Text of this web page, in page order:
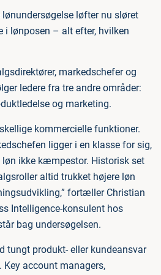
løfter nu sløret
i lønposen – alt efter, hvilken
markedschefer og
ledere fra tre andre områder:
og marketing.
kommercielle funktioner.
ligger i en klasse for sig,
løn ikke kæmpestor. Historisk set
altid trukket højere løn
fortæller Christian
Intelligence-konsulent hos
bag undersøgelsen.
tungt produkt- eller kundeansvar
account managers,